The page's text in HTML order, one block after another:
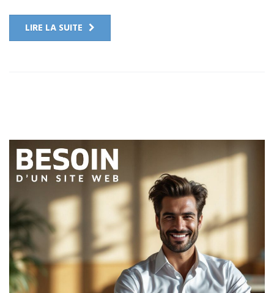
LIRE LA SUITE